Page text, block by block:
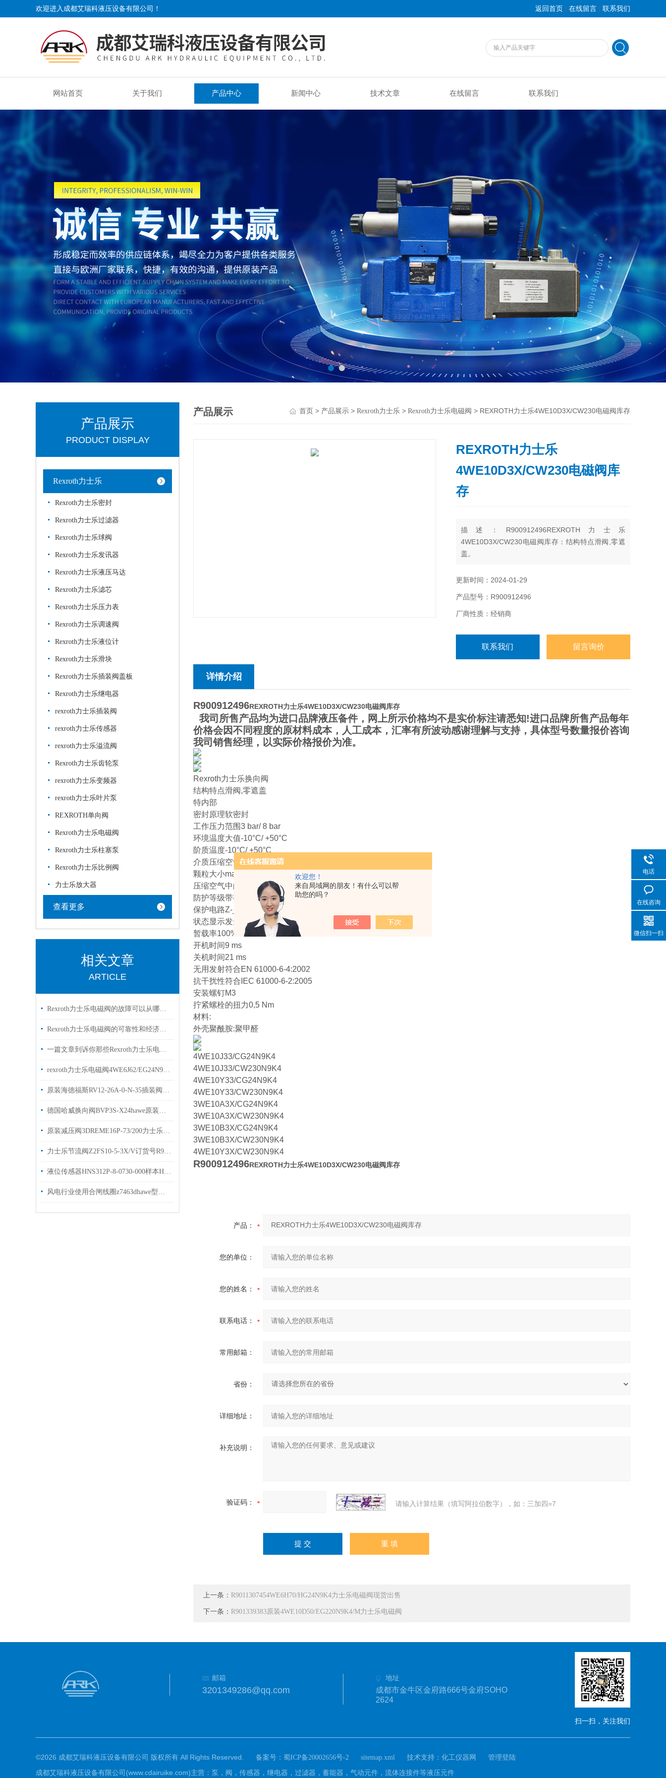
欢迎您！
来自局域网的朋友！有什么可以帮
助您的吗？
欢迎进入成都艾瑞科液压设备有限公司！ 返回首页 | 在线留言 | 联系我们
网站首页 关于我们 产品中心 新闻中心 技术文章 在线留言 联系我们
产品展示
PRODUCT DISPLAY
Rexroth力士乐
Rexroth力士乐密封
Rexroth力士乐过滤器
Rexroth力士乐球阀
Rexroth力士乐发讯器
Rexroth力士乐液压马达
Rexroth力士乐滤芯
Rexroth力士乐压力表
Rexroth力士乐调速阀
Rexroth力士乐液位计
Rexroth力士乐滑块
Rexroth力士乐插装阀盖板
Rexroth力士乐继电器
rexroth力士乐插装阀
rexroth力士乐传感器
rexroth力士乐溢流阀
Rexroth力士乐齿轮泵
rexroth力士乐变频器
rexroth力士乐叶片泵
REXROTH单向阀
Rexroth力士乐电磁阀
Rexroth力士乐柱塞泵
Rexroth力士乐比例阀
力士乐放大器
查看更多
相关文章
ARTICLE
Rexroth力士乐电磁阀的故障可以从哪里进行排查
Rexroth力士乐电磁阀的可靠性和经济性解读
一篇文章到诉你那些Rexroth力士乐电磁阀常见的符号的是什么意思
rexroth力士乐电磁阀4WE6J62/EG24N9K4两位三通阀
原装海德福斯RV12-26A-0-N-35插装阀现货出售
德国哈威换向阀BVP3S-X24hawe原装出售bvp系列
原装减压阀3DREME16P-73/200力士乐比例阀有现货出售
力士乐节流阀Z2FS10-5-3X/V订货号R900517812现货
液位传感器HNS312P-8-0730-000样本HYDAC原装出售
风电行业使用合闸线圈z7463dhawe型号gr2-0kb-g5/30×48现货
产品展示 首页 > 产品展示 > Rexroth力士乐 > Rexroth力士乐电磁阀 > REXROTH力士乐4WE10D3X/CW230电磁阀库存
REXROTH力士乐
4WE10D3X/CW230电磁阀库
存
描述：R900912496REXROTH力士乐
4WE10D3X/CW230电磁阀库存：结构特点滑阀,零遮
盖。
更新时间：2024-01-29
产品型号：R900912496
厂商性质：经销商
联系我们 留言询价
详情介绍
R900912496REXROTH力士乐4WE10D3X/CW230电磁阀库存
我司所售产品均为进口品牌液压备件，网上所示价格均不是实价标注请悉知!进口品牌所售产品每年
价格会因不同程度的原材料成本，人工成本，汇率有所波动感谢理解与支持，具体型号数量报价咨询
我司销售经理，以实际价格报价为准。
Rexroth力士乐换向阀
结构特点滑阀,零遮盖
特内部
密封原理软密封
工作压力范围3 bar/ 8 bar
环境温度大值-10°C/ +50°C
阶质温度-10°C/ +50°C
介质压缩空气
颗粒大小max.5 μm
压缩空气中的含油量0 mg/m3 - 5 mg/m3
防护等级带有接线盒/插头IP 50
保护电路Z-_ _极管
状态显示发光二极管铯
暂载率100%
开机时间9 ms
关机时间21 ms
无用发射符合EN 61000-6-4:2002
抗干扰性符合IEC 61000-6-2:2005
安装螺钉M3
拧紧螺栓的扭力0,5 Nm
材料:
外壳聚酰胺:聚甲醛
4WE10J33/CG24N9K4
4WE10J33/CW230N9K4
4WE10Y33/CG24N9K4
4WE10Y33/CW230N9K4
3WE10A3X/CG24N9K4
3WE10A3X/CW230N9K4
3WE10B3X/CG24N9K4
3WE10B3X/CW230N9K4
4WE10Y3X/CW230N9K4
R900912496REXROTH力士乐4WE10D3X/CW230电磁阀库存
产品：
您的单位：
您的姓名：
联系电话：
常用邮箱：
省份：
详细地址：
补充说明：
验证码： 请输入计算结果（填写阿拉伯数字），如：三加四=7
上一条： R9011307454WE6H70/HG24N9K4力士乐电磁阀现货出售
下一条： R901339383原装4WE10D50/EG220N9K4/M力士乐电磁阀
邮箱
3201349286@qq.com
地址
成都市金牛区金府路666号金府SOHO
2624
扫一扫，关注我们
©2026 成都艾瑞科液压设备有限公司 版权所有 All Rights Reserved. 备案号： 蜀ICP备20002656号-2 sitemap.xml 技术支持： 化工仪器网 管理登陆
成都艾瑞科液压设备有限公司(www.cdairuike.com)主营：泵，阀，传感器，继电器，过滤器，蓄能器，气动元件，流体连接件等液压元件
电话
在线咨询
微信扫一扫